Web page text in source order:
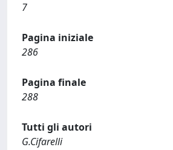
7
Pagina iniziale
286
Pagina finale
288
Tutti gli autori
G.Cifarelli